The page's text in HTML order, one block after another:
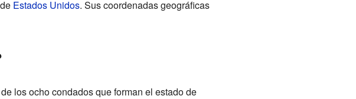
Estados Unidos. Sus coordenadas geográficas
los ocho condados que forman el estado de